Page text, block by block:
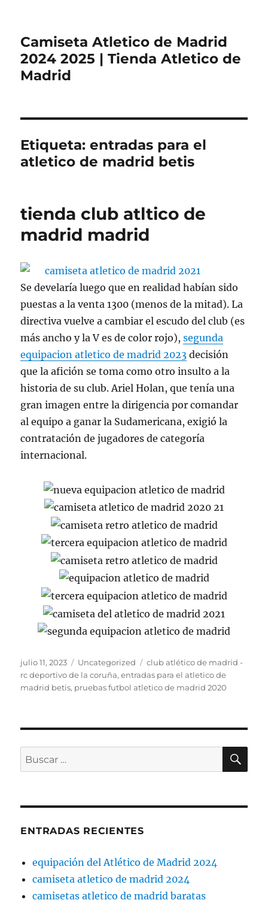
Camiseta Atletico de Madrid
2024 2025 | Tienda Atletico de
Madrid
Etiqueta:entradas para el
atletico de madrid betis
tienda club atltico de
madrid madrid
Se develaría luego que en realidad habían sido
puestas a la venta 1300 (menos de la mitad). La
directiva vuelve a cambiar el escudo del club (es
más ancho y la V es de color rojo),segunda
equipacion atletico de madrid 2023 decisión
que la afición se toma como otro insulto a la
historia de su club. Ariel Holan, que tenía una
gran imagen entre la dirigencia por comandar
al equipo a ganar la Sudamericana, exigió la
contratación de jugadores de categoría
internacional.
Publicado
el
julio 11, 2023 Categorías
Uncategorized Etiquetas
club atlético de madrid -
rc deportivo de la coruña,entradas para el atletico de
madrid betis, pruebas futbol atletico de madrid 2020
Buscar
por:
ENTRADAS RECIENTES
equipación del Atlético de Madrid 2024
camiseta atletico de madrid 2024
camisetas atletico de madrid baratas